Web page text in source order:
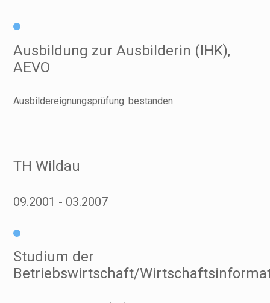
Ausbildung zur Ausbilderin (IHK),
AEVO
Ausbildereignungsprüfung: bestanden
TH Wildau
09.2001 03.2007
Studium der
Betriebswirtschaft/